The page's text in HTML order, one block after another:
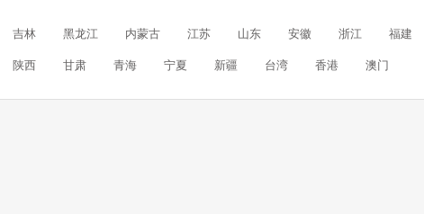
吉林 黑龙江 内蒙古 江苏 山东 安徽 浙江 福建
陕西 甘肃 青海 宁夏 新疆 台湾 香港 澳门